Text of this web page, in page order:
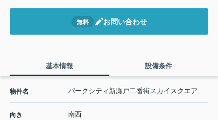
無料 お問い合わせ
基本情報 設備条件
物件名 パークシティ新瀬戸二番街スカイスクエア
向き 南西